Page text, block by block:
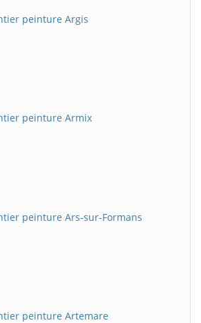
peinture Argis
peinture Armix
peinture Ars-sur-Formans
peinture Artemare